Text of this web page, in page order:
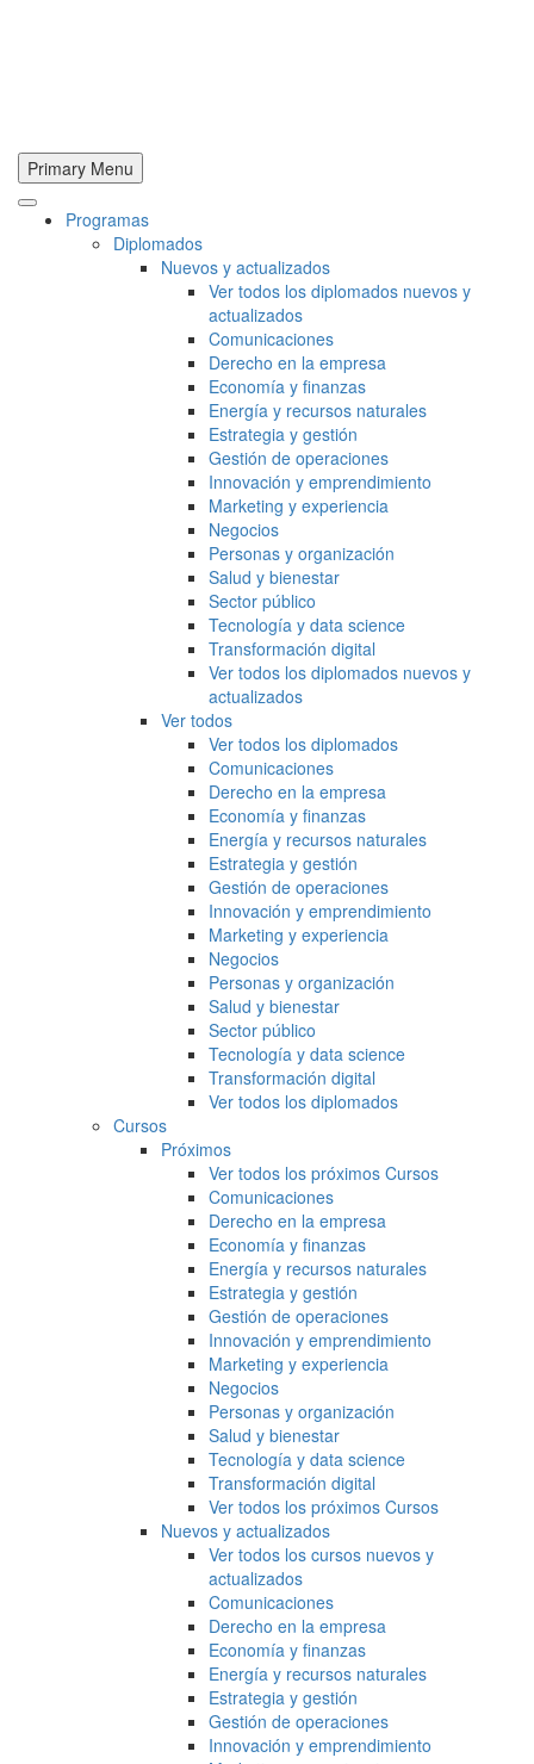
Primary Menu
Programas
Diplomados
Nuevos y actualizados
Ver todos los diplomados nuevos y
actualizados
Comunicaciones
Derecho en la empresa
Economía y finanzas
Energía y recursos naturales
Estrategia y gestión
Gestión de operaciones
Innovación y emprendimiento
Marketing y experiencia
Negocios
Personas y organización
Salud y bienestar
Sector público
Tecnología y data science
Transformación digital
Ver todos los diplomados nuevos y
actualizados
Ver todos
Ver todos los diplomados
Comunicaciones
Derecho en la empresa
Economía y finanzas
Energía y recursos naturales
Estrategia y gestión
Gestión de operaciones
Innovación y emprendimiento
Marketing y experiencia
Negocios
Personas y organización
Salud y bienestar
Sector público
Tecnología y data science
Transformación digital
Ver todos los diplomados
Cursos
Próximos
Ver todos los próximos Cursos
Comunicaciones
Derecho en la empresa
Economía y finanzas
Energía y recursos naturales
Estrategia y gestión
Gestión de operaciones
Innovación y emprendimiento
Marketing y experiencia
Negocios
Personas y organización
Salud y bienestar
Tecnología y data science
Transformación digital
Ver todos los próximos Cursos
Nuevos y actualizados
Ver todos los cursos nuevos y
actualizados
Comunicaciones
Derecho en la empresa
Economía y finanzas
Energía y recursos naturales
Estrategia y gestión
Gestión de operaciones
Innovación y emprendimiento